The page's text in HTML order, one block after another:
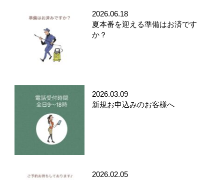
2026.06.18
夏本番を迎える準備はお済です
か？
2026.03.09
新規お申込みのお客様へ
2026.02.05